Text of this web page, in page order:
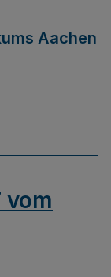
Aachen
vom